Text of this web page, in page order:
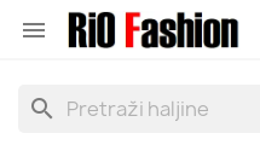

search